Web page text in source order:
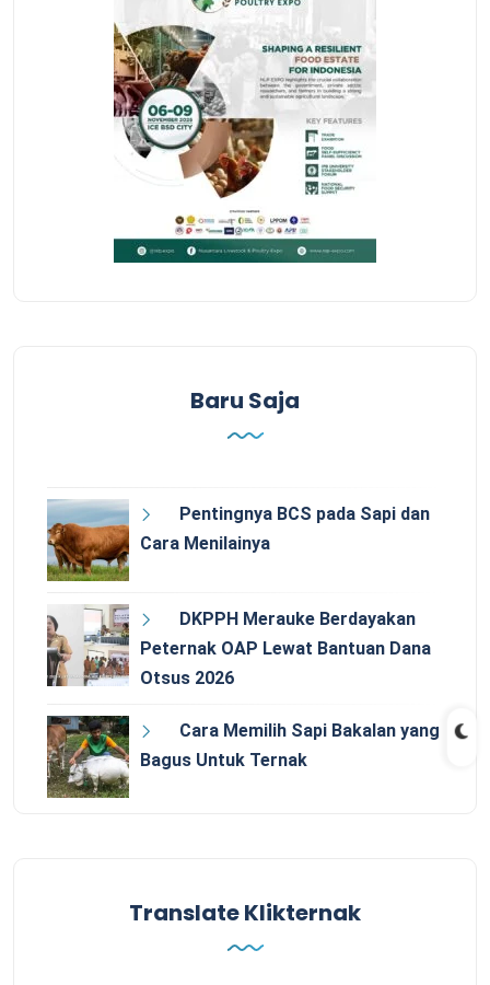
Baru Saja
Pentingnya BCS pada Sapi dan
Cara Menilainya
DKPPH Merauke Berdayakan
Peternak OAP Lewat Bantuan Dana
Otsus 2026
Cara Memilih Sapi Bakalan yang
Bagus Untuk Ternak
Translate Klikternak